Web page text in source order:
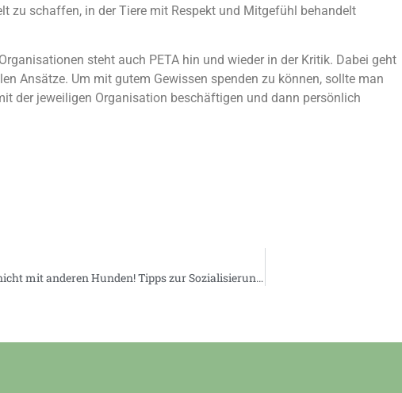
zu schaffen, in der Tiere mit Respekt und Mitgefühl behandelt
steht auch PETA hin und wieder in der Kritik. Dabei geht
Ansätze. Um mit gutem Gewissen spenden zu können, sollte man
der jeweiligen Organisation beschäftigen und dann persönlich
Hilfe, mein Hund versteht sich nicht mit anderen Hunden! Tipps zur Sozialisierung von Hunden​